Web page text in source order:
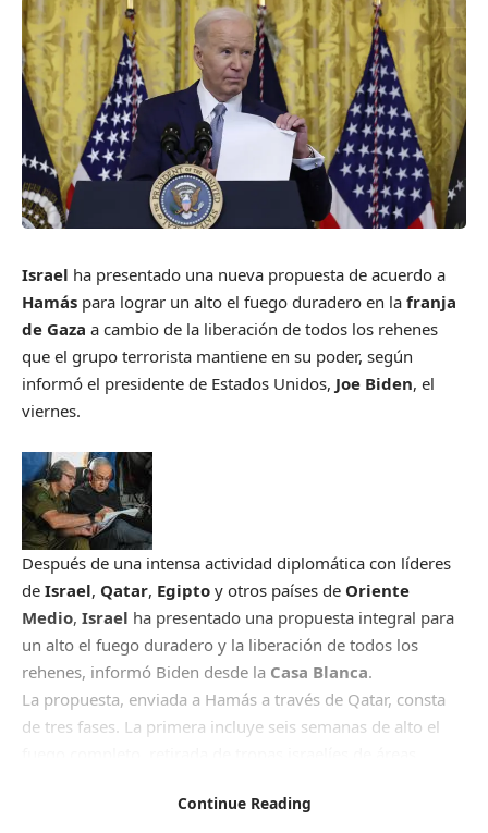
Israel ha presentado una nueva propuesta de acuerdo a
Hamás para lograr un alto el fuego duradero en la franja
de Gaza a cambio de la liberación de todos los rehenes
que el grupo terrorista mantiene en su poder, según
informó el presidente de Estados Unidos, Joe Biden, el
viernes.
Después de una intensa actividad diplomática con líderes
de Israel, Qatar, Egipto y otros países de Oriente
Medio, Israel ha presentado una propuesta integral para
un alto el fuego duradero y la liberación de todos los
rehenes, informó Biden desde la Casa Blanca.
La propuesta, enviada a Hamás a través de Qatar, consta
de tres fases. La primera incluye seis semanas de alto el
excarcelación de prisioneros palestinos.
Continue Reading